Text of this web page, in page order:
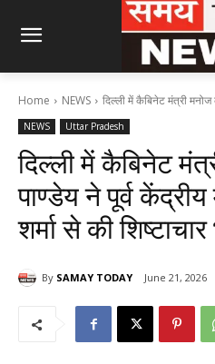
Home NEWS दिल्ली में कैबिनेट मंत्री मनोज
NEWS Uttar Pradesh
दिल्ली में कैबिनेट
पाण्डेय ने पूर्व
शर्मा से की
By SAMAY TODAY June 21, 2026